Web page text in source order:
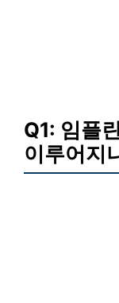
Q1: 임플
이루어지